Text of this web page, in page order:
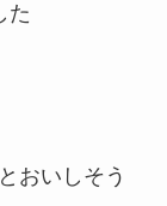
た
おいしそう